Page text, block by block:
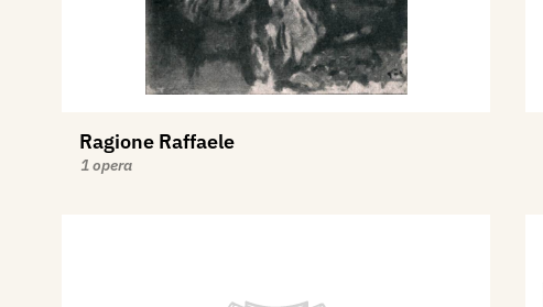
Ragione Raffaele
1 opera